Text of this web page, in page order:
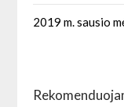
2019 m. sausio